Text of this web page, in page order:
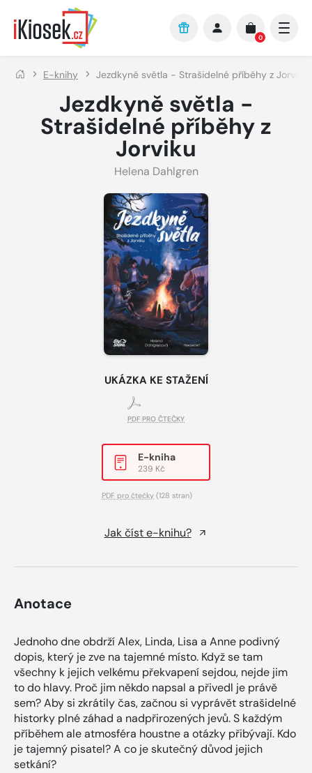
Přejít na hlavní obsah
0
E-knihy Jezdkyně světla - Strašidelné příběhy z Jorviku
Jezdkyně světla -
Strašidelné příběhy z
Jorviku
Helena Dahlgren
UKÁZKA KE STAŽENÍ
PDF PRO ČTEČKY
E-kniha
239 Kč
PDF pro čtečky (128 stran)
Jak číst e-knihu?
Anotace
Jednoho dne obdrží Alex, Linda, Lisa a Anne podivný
dopis, který je zve na tajemné místo. Když se tam
všechny k jejich velkému překvapení sejdou, nejde jim
to do hlavy. Proč jim někdo napsal a přivedl je právě
sem? Aby si zkrátily čas, začnou si vyprávět strašidelné
historky plné záhad a nadpřirozených jevů. S každým
příběhem ale atmosféra houstne a otázky přibývají. Kdo
je tajemný pisatel? A co je skutečný důvod jejich
setkání?